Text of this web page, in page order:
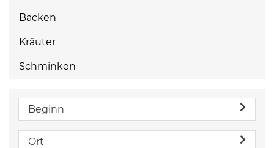
Backen
Kräuter
Schminken
Beginn
Ort